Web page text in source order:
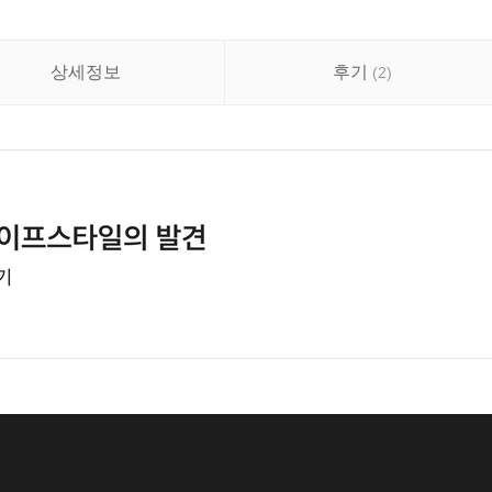
상세정보 후기 (2)